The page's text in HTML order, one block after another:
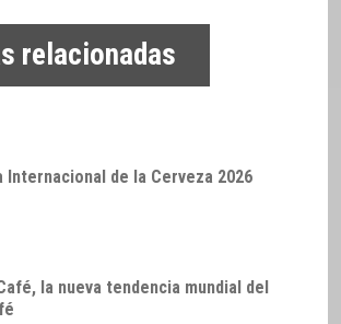
relacionadas
Internacional de la Cerveza 2026
la nueva tendencia mundial del